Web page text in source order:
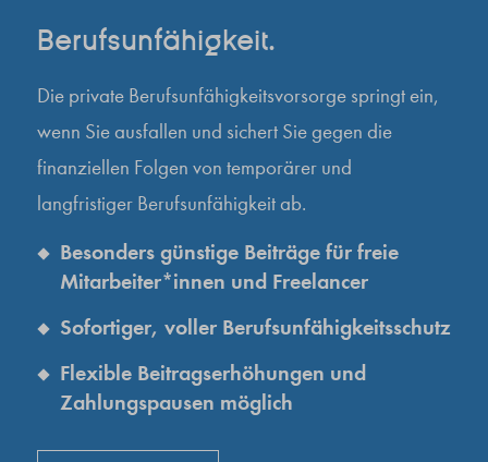
Berufsunfähigkeit.
Die private Berufsunfähigkeitsvorsorge springt ein,
wenn Sie ausfallen und sichert Sie gegen die
finanziellen Folgen von temporärer und
langfristiger Berufsunfähigkeit ab.
Besonders günstige Beiträge für freie
Mitarbeiter*innen und Freelancer
Sofortiger, voller Berufsunfähigkeitsschutz
Flexible Beitragserhöhungen und
Zahlungspausen möglich